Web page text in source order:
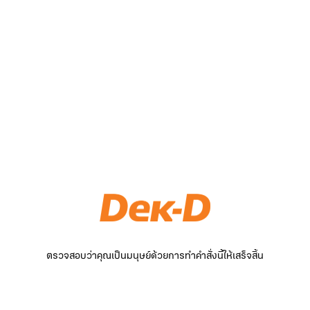
ตรวจสอบว่าคุณเป็นมนุษย์ด้วยการทำคำสั่งนี้ให้เสร็จสิ้น